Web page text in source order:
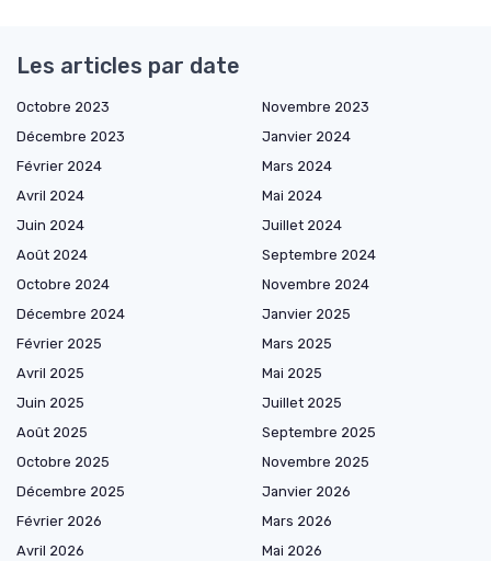
Les articles par date
Octobre 2023
Novembre 2023
Décembre 2023
Janvier 2024
Février 2024
Mars 2024
Avril 2024
Mai 2024
Juin 2024
Juillet 2024
Août 2024
Septembre 2024
Octobre 2024
Novembre 2024
Décembre 2024
Janvier 2025
Février 2025
Mars 2025
Avril 2025
Mai 2025
Juin 2025
Juillet 2025
Août 2025
Septembre 2025
Octobre 2025
Novembre 2025
Décembre 2025
Janvier 2026
Février 2026
Mars 2026
Avril 2026
Mai 2026